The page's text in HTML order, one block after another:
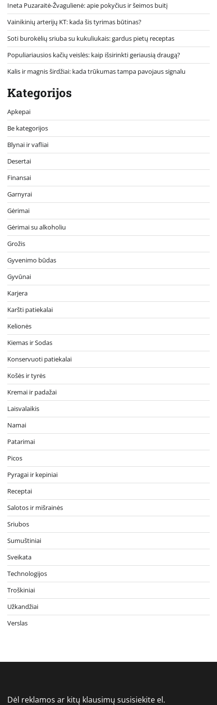
Ineta Puzaraitė-Žvagulienė: apie pokyčius ir šeimos buitį
Vainikinių arterijų KT: kada šis tyrimas būtinas?
Soti burokėlių sriuba su kukuliukais: gardus pietų receptas
Populiariausios kačių veislės: kaip išsirinkti geriausią draugą?
Kalis ir magnis širdžiai: kada trūkumas tampa pavojaus signalu
Kategorijos
Apkepai
Be kategorijos
Blynai ir vafliai
Desertai
Finansai
Garnyrai
Gėrimai
Gėrimai su alkoholiu
Grožis
Gyvenimo būdas
Gyvūnai
Karjera
Karšti patiekalai
Kelionės
Kiemas ir Sodas
Konservuoti patiekalai
Košės ir tyrės
Kremai ir padažai
Laisvalaikis
Namai
Patarimai
Picos
Pyragai ir kepiniai
Receptai
Salotos ir mišrainės
Sriubos
Sumuštiniai
Sveikata
Technologijos
Troškiniai
Užkandžiai
Verslas
Dėl reklamos ar kitų klausimų susisiekite el.